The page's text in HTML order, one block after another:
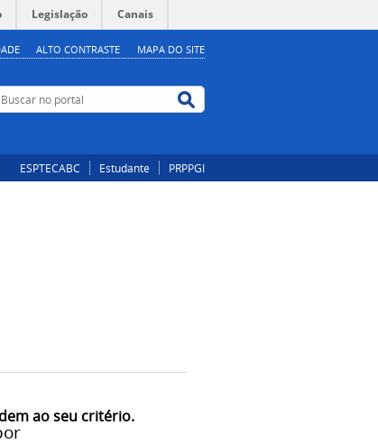
Legislação Canais
ALTO CONTRASTE MAPA DO SITE
Buscar no portal
ESPTECABC Estudante PRPPGI
ao seu critério.